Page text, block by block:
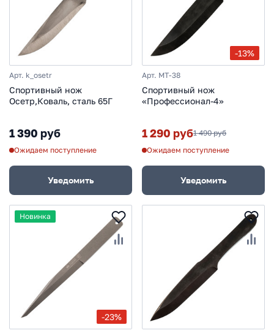
Арт. k_osetr
Спортивный нож
Осетр,Коваль, сталь 65Г
1 390 руб
Ожидаем поступление
Уведомить
-13%
Арт. MT-38
Спортивный нож
«Профессионал-4»
1 290 руб1 490 руб
Ожидаем поступление
Уведомить
-23%
Новинка